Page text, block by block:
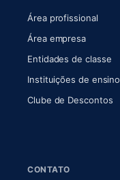
Área profissional
Área empresa
Entidades de classe
Instituições de ensino
Clube de Descontos
CONTATO